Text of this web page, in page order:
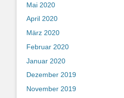
Mai 2020
April 2020
März 2020
Februar 2020
Januar 2020
Dezember 2019
November 2019